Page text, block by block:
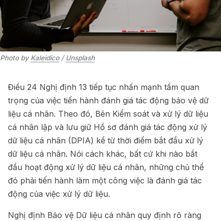
Photo by Kaleidico / Unsplash
Điều 24 Nghị định 13 tiếp tục nhấn mạnh tầm quan
trọng của việc tiến hành đánh giá tác động bảo vệ dữ
liệu cá nhân. Theo đó, Bên Kiểm soát và xử lý dữ liệu
cá nhân lập và lưu giữ Hồ sơ đánh giá tác động xử lý
dữ liệu cá nhân (DPIA) kể từ thời điểm bắt đầu xử lý
dữ liệu cá nhân. Nói cách khác, bất cứ khi nào bắt
đầu hoạt động xử lý dữ liệu cá nhân, những chủ thể
đó phải tiến hành làm một công việc là đánh giá tác
động của việc xử lý dữ liệu.
Nghị định Bảo vệ Dữ liệu cá nhân quy định rõ ràng